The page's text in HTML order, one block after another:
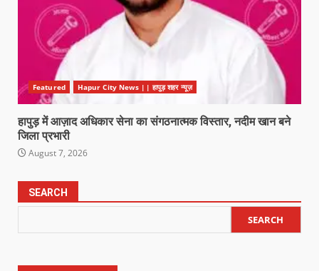
Featured Hapur City News || हापुड़ शहर न्यूज़
हापुड़ में आज़ाद अधिकार सेना का संगठनात्मक विस्तार, नदीम खान बने
जिला प्रभारी
August 7, 2026
SEARCH
SEARCH